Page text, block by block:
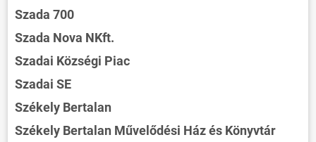
Szada 700
Szada Nova NKft.
Szadai Községi Piac
Szadai SE
Székely Bertalan
Székely Bertalan Művelődési Ház és Könyvtár